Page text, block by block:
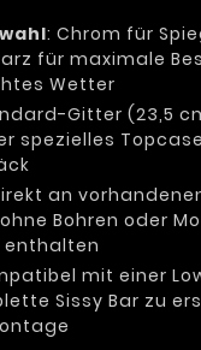
: Chrom für
für maximale
Wetter
Gitter (23,5
spezielles
an
Bohren oder
enthalten
mit einer
Sissy Bar zu